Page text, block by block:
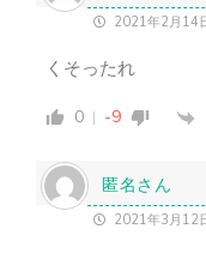
2021年2月14
くそったれ
0 -9
匿名さん
2021年3月12